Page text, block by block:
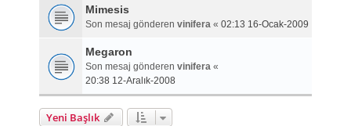
Mimesis
Son mesaj gönderen vinifera« 02:13 16-Ocak-2009
Megaron
Son mesaj gönderen vinifera«
20:38 12-Aralık-2008
Yeni Başlık